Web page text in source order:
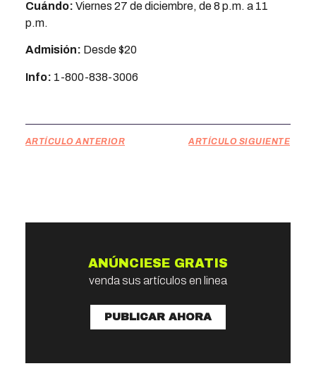
Cuándo: Viernes 27 de diciembre, de 8 p.m. a 11
p.m.
Admisión: Desde $20
Info: 1-800-838-3006
ARTÍCULO ANTERIOR ARTÍCULO SIGUIENTE
ANÚNCIESE GRATIS
venda sus artículos en linea
PUBLICAR AHORA